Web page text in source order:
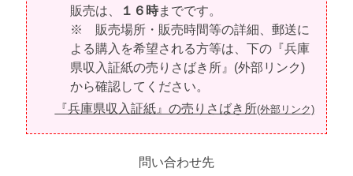
販売は、
１６時までです。
※ 販売場所・販売時間等の詳細、郵送に
よる購入を希望される方等は、下の『兵庫
県収入証紙の売りさばき所』(外部リンク)
から確認してください。
『兵庫県収入証紙』の売りさばき所(外部リンク)
問い合わせ先